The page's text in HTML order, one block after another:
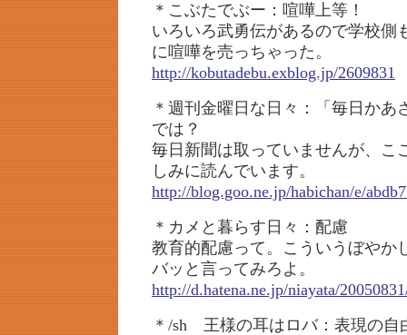
＊こぶたでぶー：喧嘩上等！
いろいろ武勇伝があるので学校側
に喧嘩を売っちゃった。
http://kobutadebu.exblog.jp/2609831
＊週刊金曜日な日々：「毎日かあ
では？
毎日新聞は取っていませんが、こ
しみに読んでいます。
http://blog.goo.ne.jp/habichan/e/
＊カメと暮らす日々：配慮
教育的配慮って。こういうぼやか
バッと言ってみろよ。
http://d.hatena.ne.jp/niayata/
＊/sh 王様の耳はロバ：表現の自